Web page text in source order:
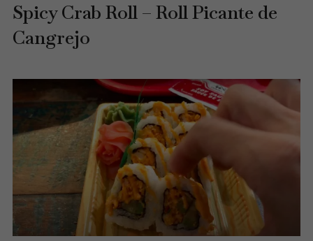
Spicy Crab Roll – Roll Picante de
Cangrejo